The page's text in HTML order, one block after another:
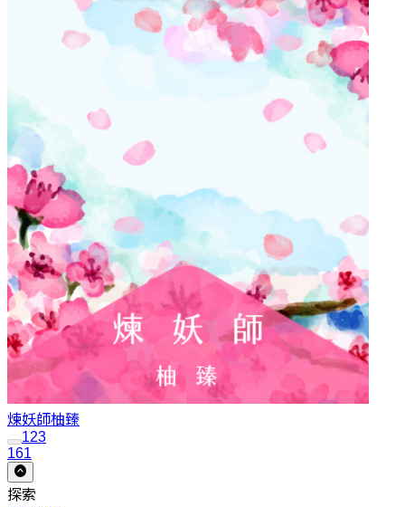
煉妖師柚臻
123
161
探索